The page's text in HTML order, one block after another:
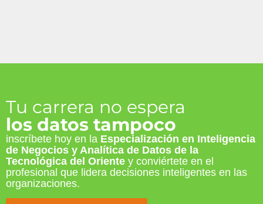
Tu carrera no espera
los datos tampoco
inscríbete hoy en la Especialización en Inteligencia
de Negocios y Analítica de Datos de la
Tecnológica del Oriente y conviértete en el
profesional que lidera decisiones inteligentes en las
organizaciones.